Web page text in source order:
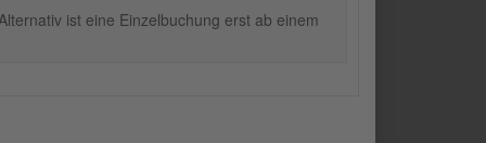
ist eine Einzelbuchung erst ab einem